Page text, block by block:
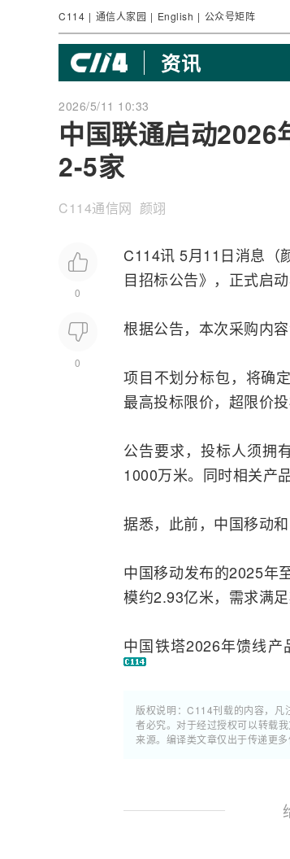
C114 | 通信人家园 | English | 公众号矩阵
资讯
2026/5/11 10:33
中国联通启动
2-5家
C114通信网 颜翊
0
0
C114讯 5月11日消息（
目招标公告》，正式启
根据公告，本次采购内
项目不划分标包，将确
最高投标限价，超限价投
公告要求，投标人须拥
1000万米。同时相关产
据悉，此前， 中国移动和
中国移动发布的2025年
模约2.93亿米，需求满足
中国铁塔2026年馈线产
版权说明：C114刊载的内容，凡
者必究。对于经过授权可以转载
来源。编译类文章仅出于传递更